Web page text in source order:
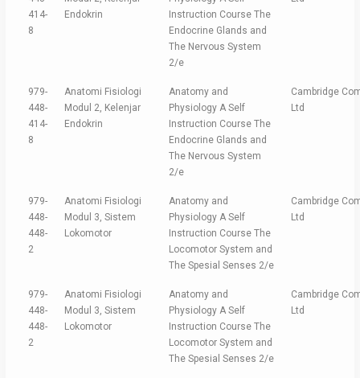
414-
8
Endokrin
Instruction Course The
Endocrine Glands and
The Nervous System
2/e
979-
448-
414-
8
Anatomi Fisiologi
Modul 2, Kelenjar
Endokrin
Anatomy and
Physiology A Self
Instruction Course The
Endocrine Glands and
The Nervous System
2/e
Cambridge
Ltd
979-
448-
448-
2
Anatomi Fisiologi
Modul 3, Sistem
Lokomotor
Anatomy and
Physiology A Self
Instruction Course The
Locomotor System and
The Spesial Senses 2/e
Cambridge
Ltd
979-
448-
448-
2
Anatomi Fisiologi
Modul 3, Sistem
Lokomotor
Anatomy and
Physiology A Self
Instruction Course The
Locomotor System and
The Spesial Senses 2/e
Cambridge
Ltd